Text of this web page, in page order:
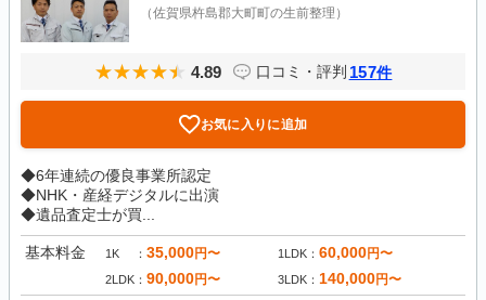
（佐賀県杵島郡大町町の生前整理）
4.89 口コミ・評判 157件
お気に入りに追加
◆6年連続の優良事業所認定
◆NHK・産経デジタルに出演
◆遺品査定士が買...
基本料金 1K 35,000円〜 1LDK 60,000円〜
2LDK 90,000円〜 3LDK 140,000円〜